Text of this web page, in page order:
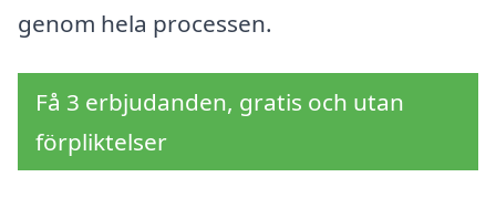
genom hela processen.
Få 3 erbjudanden, gratis och utan
förpliktelser